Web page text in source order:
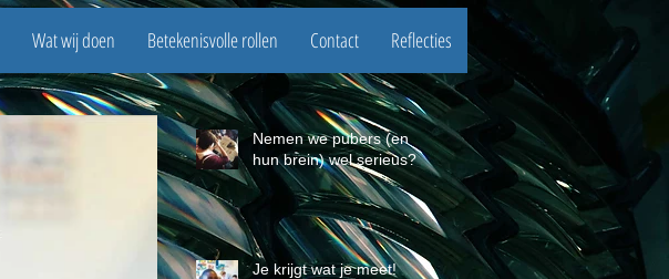
Wat wij doen Betekenisvolle rollen Contact Reflecties
Nemen we pubers (en
hun brein) wel serieus?
Je krijgt wat je meet!